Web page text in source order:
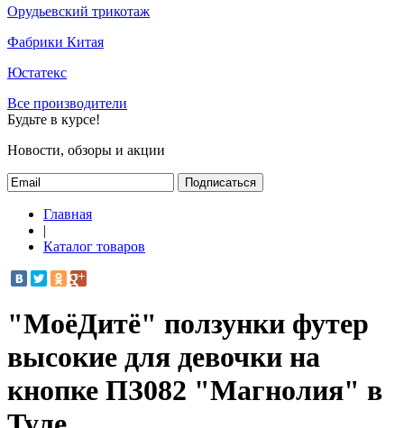
Орудьевский трикотаж
Фабрики Китая
Юстатекс
Все производители
Будьте в курсе!
Новости, обзоры и акции
Подписаться
Главная
|
Каталог товаров
"МоёДитё" ползунки футер
высокие для девочки на
кнопке ПЗ082 "Магнолия" в